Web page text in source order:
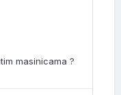
masinicama ?